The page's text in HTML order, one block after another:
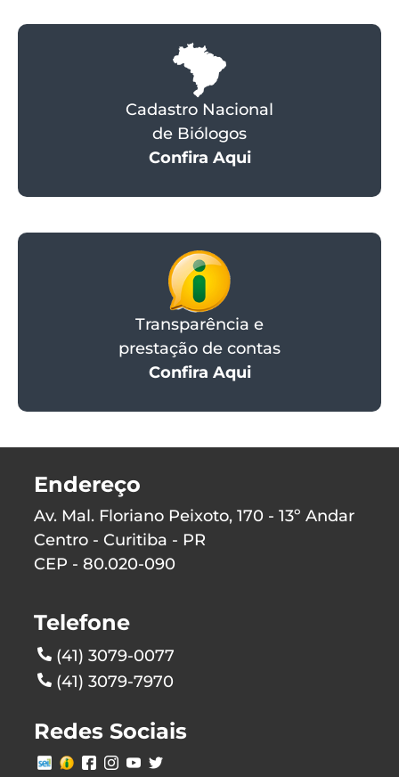
Cadastro Nacional
de Biólogos
Confira Aqui
Transparência e
prestação de contas
Confira Aqui
Endereço
Av. Mal. Floriano Peixoto, 170 - 13º Andar
Centro - Curitiba - PR
CEP - 80.020-090
Telefone
(41) 3079-0077
(41) 3079-7970
Redes Sociais